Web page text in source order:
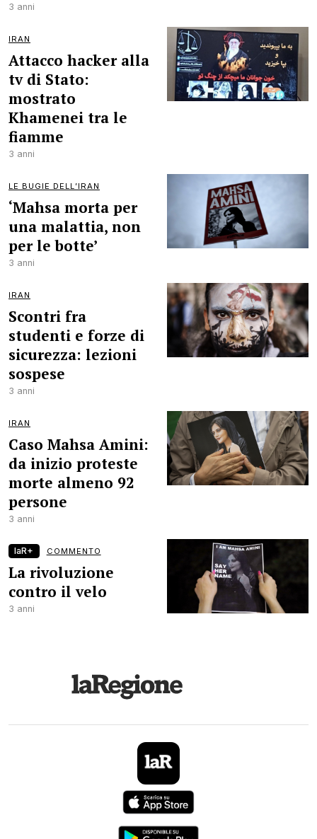
3 anni
IRAN
Attacco hacker alla
tv di Stato:
mostrato
Khamenei tra le
fiamme
3 anni
LE BUGIE DELL’IRAN
‘Mahsa morta per
una malattia, non
per le botte’
3 anni
IRAN
Scontri fra
studenti e forze di
sicurezza: lezioni
sospese
3 anni
IRAN
Caso Mahsa Amini:
da inizio proteste
morte almeno 92
persone
3 anni
laR+ COMMENTO
La rivoluzione
contro il velo
3 anni